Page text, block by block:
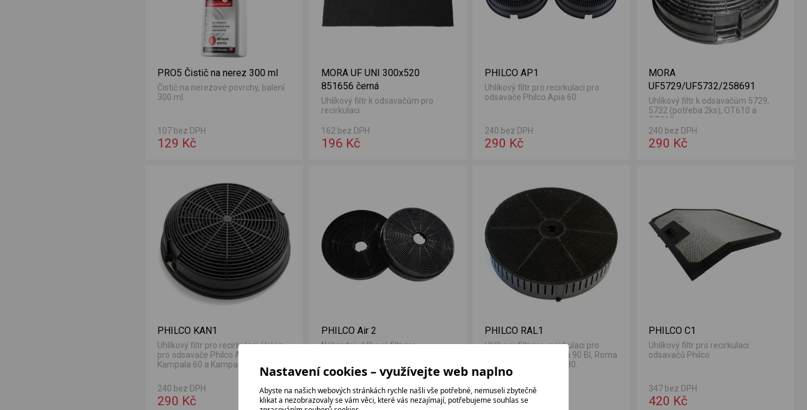
PRO5 Čistič na nerez 300 ml
Čistič na nerezové povrchy, balení
300 ml.
107 bez DPH
129 Kč
MORA UF UNI 300x520
851656 černá
Uhlíkový filtr k odsavačům pro
recirkulaci.
162 bez DPH
196 Kč
PHILCO AP1
Uhlíkový filtr pro recirkulaci pro
odsavače Philco Apia 60.
240 bez DPH
290 Kč
MORA
UF5729/UF5732/258691
Uhlíkový filtr k odsavačům 5729,
5732 (potřeba 2ks), OT610 a
OT910.
240 bez DPH
290 Kč
PHILCO KAN1
Uhlíkový filtr pro recirkulaci. Určen
pro odsavače Philco Ankara 60,
Kampala 60 a Kampala 90.
240 bez DPH
290 Kč
PHILCO Air 2
Náhradní uhlíkový filtr pro
247 bez DPH
299 Kč
PHILCO RAL1
Uhlíkový filtr pro recirkulaci pro
odsavače Philco Roma 90 Bl, Roma
90, Athena 60 a Lima 80.
281 bez DPH
340 Kč
PHILCO C1
Uhlíkový filtr pro recirkulaci
odsavačů Philco.
347 bez DPH
420 Kč
Nastavení cookies – využívejte web naplno
Abyste na našich webových stránkách rychle našli vše potřebné, nemuseli zbytečně
klikat a nezobrazovaly se vám věci, které vás nezajímají, potřebujeme souhlas se